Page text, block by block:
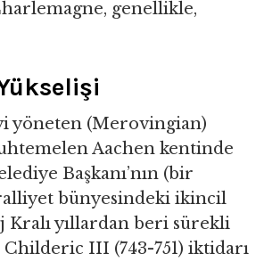
genellikle,
yöneten (Merovingian)
Aachen kentinde
Başkanı’nın (bir
bünyesindeki ikincil
yıllardan beri sürekli
III (743-751) iktidarı